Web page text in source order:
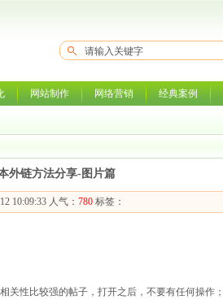
网站制作 网络营销 经典案例
外链方法分享-图片篇
10:09:33 人气： 780标签：
关性比较强的帖子，打开之后，不要有任何操作；